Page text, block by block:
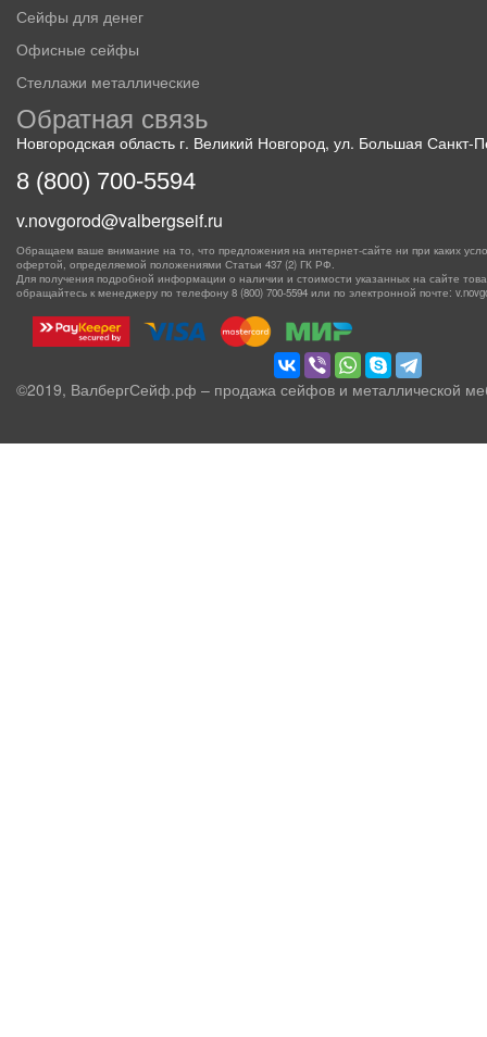
Сейфы для денег
Офисные сейфы
Стеллажи металлические
Обратная связь
Новгородская область г. Великий Новгород, ул. Большая Санкт-
8 (800) 700-5594
v.novgorod@valbergseif.ru
Обращаем ваше внимание на то, что предложения на интернет-сайте ни при каких
офертой, определяемой положениями Статьи 437 (2) ГК РФ.
Для получения подробной информации о наличии и стоимости указанных на сайте
обращайтесь к менеджеру по телефону 8 (800) 700-5594 или по электронной почте:
©2019, ВалбергСейф.рф – продажа сейфов и металлической